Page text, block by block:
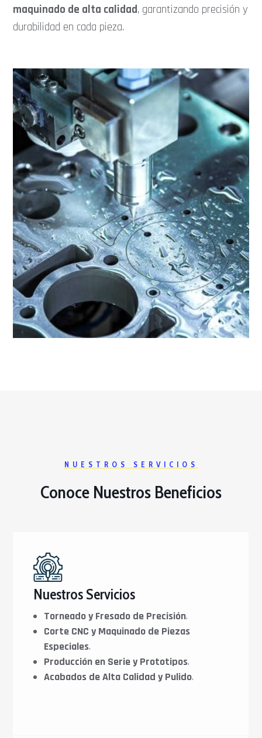
maquinado de alta calidad, garantizando precisión y
durabilidad en cada pieza.
NUESTROS SERVICIOS
Conoce Nuestros Beneficios
Nuestros Servicios
Torneado y Fresado de Precisión.
Corte CNC y Maquinado de Piezas
Especiales.
Producción en Serie y Prototipos.
Acabados de Alta Calidad y Pulido.